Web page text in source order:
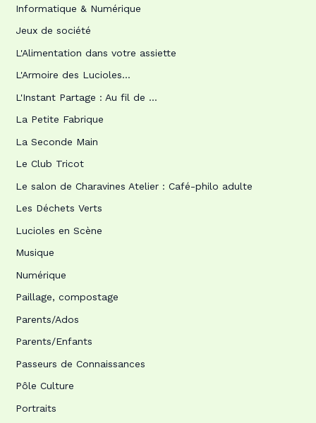
Informatique & Numérique
Jeux de société
L'Alimentation dans votre assiette
L'Armoire des Lucioles…
L'Instant Partage : Au fil de …
La Petite Fabrique
La Seconde Main
Le Club Tricot
Le salon de Charavines Atelier : Café-philo adulte
Les Déchets Verts
Lucioles en Scène
Musique
Numérique
Paillage, compostage
Parents/Ados
Parents/Enfants
Passeurs de Connaissances
Pôle Culture
Portraits